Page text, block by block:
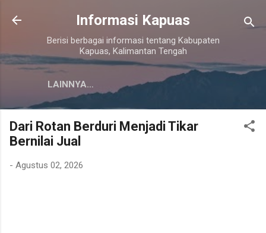
Langsung ke konten utama
Informasi Kapuas
Berisi berbagai informasi tentang Kabupaten
Kapuas, Kalimantan Tengah
LAINNYA…
Dari Rotan Berduri Menjadi Tikar
Bernilai Jual
- Agustus 02, 2026